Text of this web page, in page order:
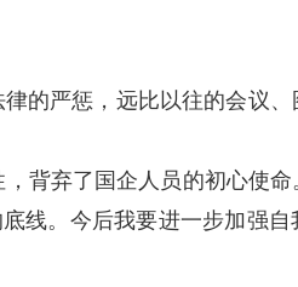
的严惩，远比以往的会议
背弃了国企人员的初心使
线。今后我要进一步加强自